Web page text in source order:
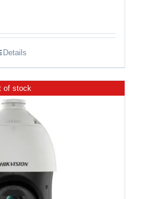
Details
of stock